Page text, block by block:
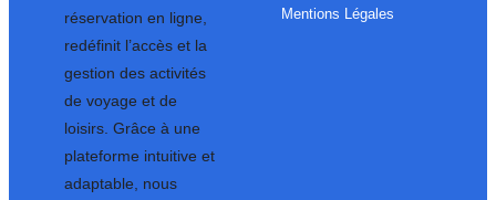
réservation en ligne,
redéfinit l’accès et la
gestion des activités
de voyage et de
loisirs. Grâce à une
plateforme intuitive et
adaptable, nous
Mentions Légales